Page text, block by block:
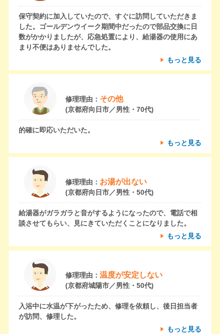
保守契約に加入していたので、すぐに訪問していただきま
した。ゴールデンウイーク期間中だったので部品交換に日
数がかかりましたが、応急処置により、給湯器の使用にあ
まり不便はありませんでした。
もっと見る
修理理由： その他
(京都府向日市／男性・70代)
的確に即応いただいた。
もっと見る
修理理由： お湯が出ない
(京都府向日市／男性・50代)
給湯器がガラガラと音がするようになったので、電話で相
談させてもらい、見にきていただくことになりました。
もっと見る
修理理由： 温度が安定しない
(京都府城陽市／男性・50代)
入浴中に水温が下がったため、修理を依頼し、後日担当者
が訪問、修理した。
もっと見る